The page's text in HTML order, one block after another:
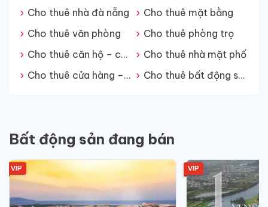
Cho thuê nhà đà nẵng
Cho thuê mặt bằng
Cho thuê văn phòng
Cho thuê phòng trọ
Cho thuê căn hộ – chung cư
Cho thuê nhà mặt phố
Cho thuê cửa hàng – kiot
Cho thuê bất động sản khác
Bất động sản đang bán
VIP VIP